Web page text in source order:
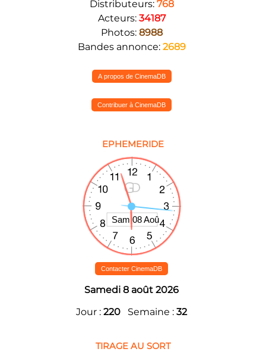
Distributeurs: 768
Acteurs: 34187
Photos: 8988
Bandes annonce: 2689
A propos de CinemaDB
Contribuer à CinemaDB
EPHEMERIDE
Contacter CinemaDB
Samedi 8 août 2026
Jour : 220 Semaine : 32
TIRAGE AU SORT